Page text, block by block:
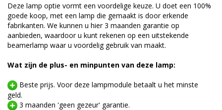
Deze lamp optie vormt een voordelige keuze. U doet een 100%
goede koop, met een lamp die gemaakt is door erkende
fabrikanten. We kunnen u hier 3 maanden garantie op
aanbieden, waardoor u kunt rekenen op een uitstekende
beamerlamp waar u voordelig gebruik van maakt.
Wat zijn de plus- en minpunten van deze lamp:
Beste prijs. Voor deze lampmodule betaalt u het minste
geld.
3 maanden 'geen gezeur' garantie.